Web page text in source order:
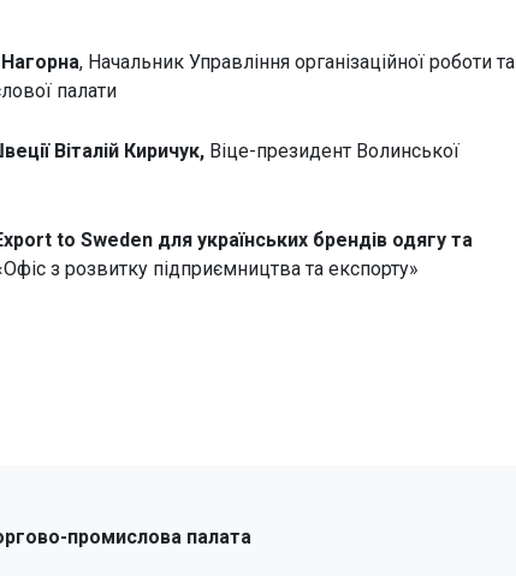
, Начальник Управління організаційної роботи та
палати
Віталій Киричук, Віце-президент Волинської
to Sweden для українських брендів одягу та
з розвитку підприємництва та експорту»
промислова палата